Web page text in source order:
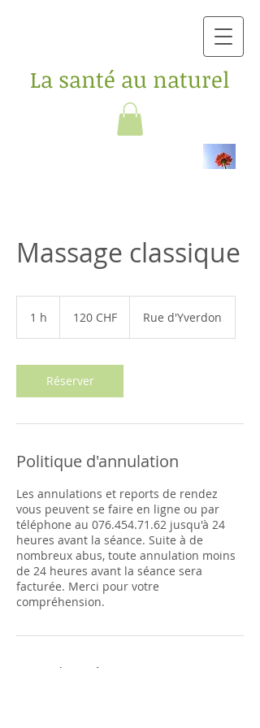
La santé au naturel
Massage classique
1 h
suisses
120 CHF Rue d'Yverdon
Réserver
Politique d'annulation
Les annulations et reports de rendez
vous peuvent se faire en ligne ou par
téléphone au 076.454.71.62 jusqu'à 24
heures avant la séance. Suite à de
nombreux abus, toute annulation moins
de 24 heures avant la séance sera
facturée. Merci pour votre
compréhension.
Coordonnées